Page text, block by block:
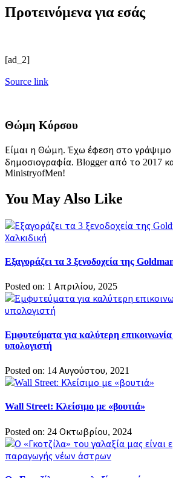
Προτεινόμενα για εσάς
[ad_2]
Source link
Θώμη Κόρσου
Είμαι η Θώμη. Έχω έφεση στο γράψιμο
δημοσιογραφία. Blogger από το 2017
MinistryofMen!
You May Also Like
Εξαγοράζει τα 3 ξενοδοχεία της
Posted on: 1 Απριλίου, 2025
Eμφυτεύματα για καλύτερη
υπολογιστή
Posted on: 14 Αυγούστου, 2021
Wall Street: Κλείσιμο με «βουτιά»
Posted on: 24 Οκτωβρίου, 2024